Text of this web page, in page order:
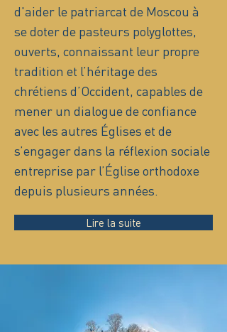
d'aider le patriarcat de Moscou à
se doter de pasteurs polyglottes,
ouverts, connaissant leur propre
tradition et l’héritage des
chrétiens d’Occident, capables de
mener un dialogue de confiance
avec les autres Églises et de
s’engager dans la réflexion sociale
entreprise par l’Église orthodoxe
depuis plusieurs années.
Lire la suite